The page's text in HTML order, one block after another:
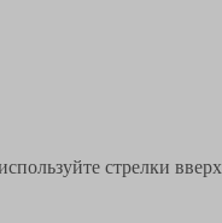
стрелки